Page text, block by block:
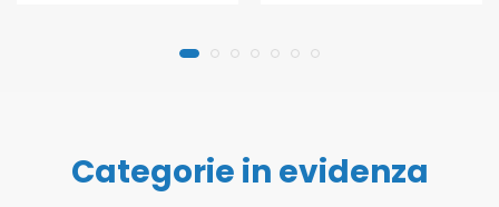
Categorie in evidenza